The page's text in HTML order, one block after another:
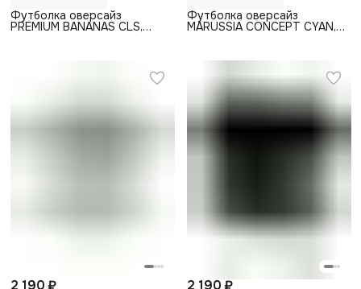
Футболка оверсайз
PREMIUM BANANAS CLS,
Футболка оверсайз
MARUSSIA CONCEPT CYAN,